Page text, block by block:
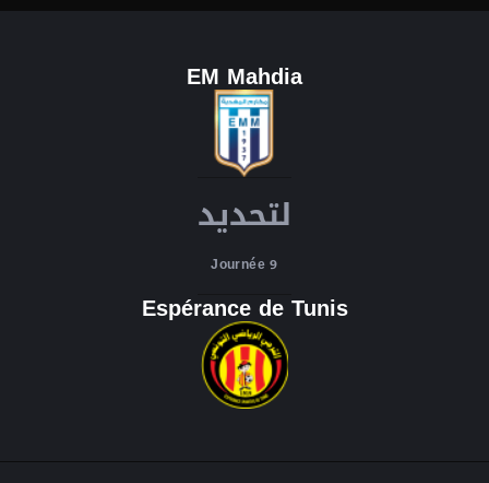
EM Mahdia
لتحديد
Journée 9
Espérance de Tunis